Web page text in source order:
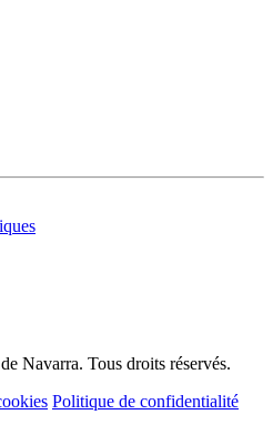
Navarra. Tous droits réservés.
Politique de confidentialité